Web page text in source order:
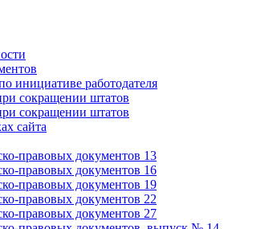
инициативе работодателя
сокращении штатов
сокращении штатов
сайта
правовых документов 13
правовых документов 16
правовых документов 19
правовых документов 22
правовых документов 27